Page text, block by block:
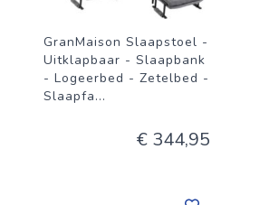
GranMaison Slaapstoel -
Uitklapbaar - Slaapbank
- Logeerbed - Zetelbed -
Slaapfa...
€ 344,95